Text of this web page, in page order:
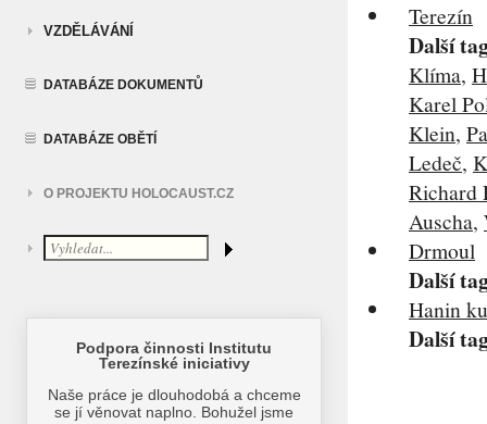
VZDĚLÁVÁNÍ
DATABÁZE DOKUMENTŮ
DATABÁZE OBĚTÍ
O PROJEKTU HOLOCAUST.CZ
Terezín
Další
Klíma,
Karel
Klein,
Ledeč,
Richard
Auscha,
Drmoul
Další
Hanin
Další